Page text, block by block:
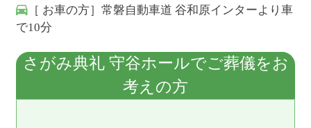
［ お車の方］常磐自動車道 谷和原インターより車
で10分
さがみ典礼 守谷ホールでご葬儀をお
考えの方